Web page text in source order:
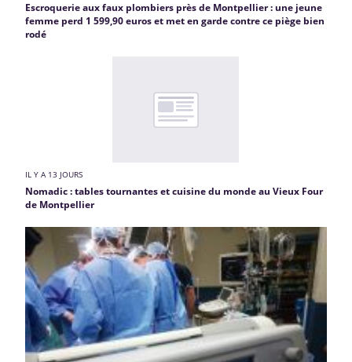
Escroquerie aux faux plombiers près de Montpellier : une jeune
femme perd 1 599,90 euros et met en garde contre ce piège bien
rodé
IL Y A 13 JOURS
Nomadic : tables tournantes et cuisine du monde au Vieux Four
de Montpellier